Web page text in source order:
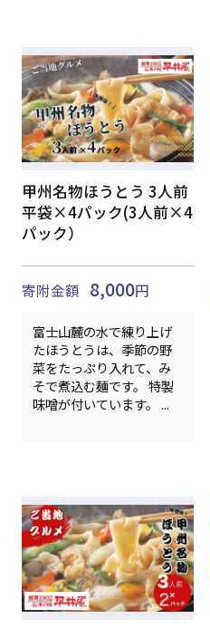
甲州名物ほうとう 3人前
平袋×4パック(3人前×4
パック）
寄附金額 8,000円
富士山麓の水で練り上げ
たほうとうは、季節の野
菜をたっぷり入れて、み
そで煮込む麺です。 特製
味噌が付いています。 ...